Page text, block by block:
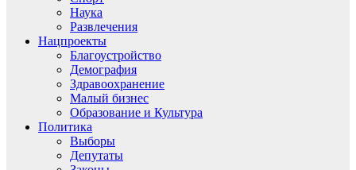
Наука
Развлечения
Нацпроекты
Благоустройство
Демография
Здравоохранение
Малый бизнес
Образование и Культура
Политика
Выборы
Депутаты